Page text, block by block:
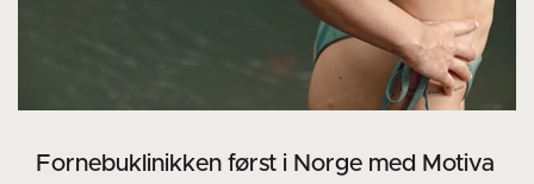
Fornebuklinikken først i Norge med Motiva